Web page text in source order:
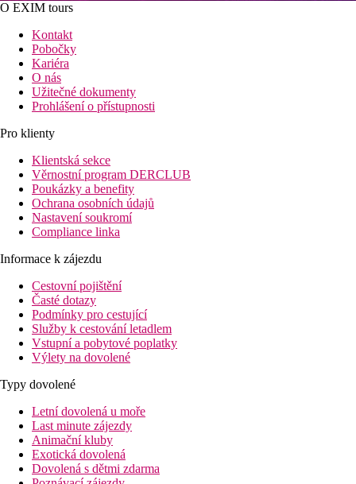
O EXIM tours
Kontakt
Pobočky
Kariéra
O nás
Užitečné dokumenty
Prohlášení o přístupnosti
Pro klienty
Klientská sekce
Věrnostní program DERCLUB
Poukázky a benefity
Ochrana osobních údajů
Nastavení soukromí
Compliance linka
Informace k zájezdu
Cestovní pojištění
Časté dotazy
Podmínky pro cestující
Služby k cestování letadlem
Vstupní a pobytové poplatky
Výlety na dovolené
Typy dovolené
Letní dovolená u moře
Last minute zájezdy
Animační kluby
Exotická dovolená
Dovolená s dětmi zdarma